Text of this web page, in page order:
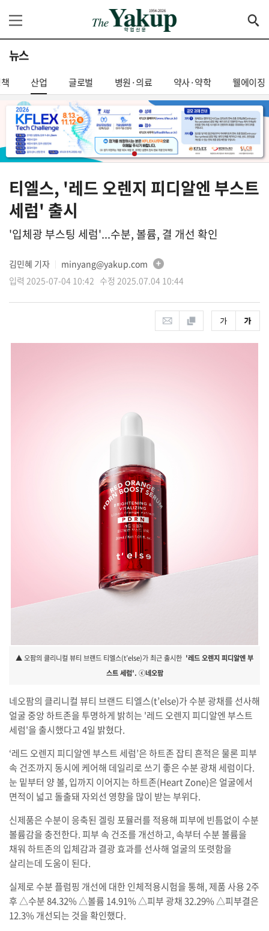
뉴스
산업 글로벌 병원·의료 약사·약학 웰에이징
티엘스, '레드 오렌지 피디알엔 부스트
세럼' 출시
'입체광 부스팅 세럼'...수분, 볼륨, 결 개선 확인
김민혜 기자
minyang@yakup.com
입력 2025-07-04 10:42 수정 2025.07.04 10:44
▲ 오팜의 클리니컬 뷰티 브랜드 티엘스(t’else)가 최근 출시한 '레드 오렌지 피디알엔 부
스트 세럼'. ⓒ네오팜
네오팜의 클리니컬 뷰티 브랜드 티엘스(t’else)가 수분 광채를 선사해
얼굴 중앙 하트존을 투명하게 밝히는 '레드 오렌지 피디알엔 부스트
세럼'을 출시했다고 4일 밝혔다.
‘레드 오렌지 피디알엔 부스트 세럼’은 하트존 잡티 흔적은 물론 피부
속 건조까지 동시에 케어해 데일리로 쓰기 좋은 수분 광채 세럼이다.
눈 밑부터 양 볼, 입까지 이어지는 하트존(Heart Zone)은 얼굴에서
면적이 넓고 돌출돼 자외선 영향을 많이 받는 부위다.
신제품은 수분이 응축된 겔링 포뮬러를 적용해 피부에 빈틈없이 수분
볼륨감을 충전한다. 피부 속 건조를 개선하고, 속부터 수분 볼륨을
채워 하트존의 입체감과 결광 효과를 선사해 얼굴의 또렷함을
살리는데 도움이 된다.
실제로 수분 플럼핑 개선에 대한 인체적용시험을 통해, 제품 사용 2주
후 △수분 84.32% △볼륨 14.91% △피부 광채 32.29% △피부결은
12.3% 개선되는 것을 확인했다.